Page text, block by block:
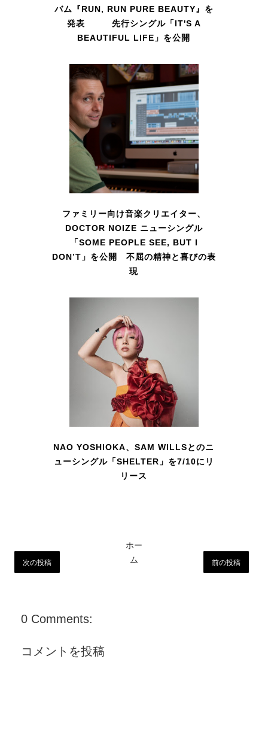
バム『RUN, RUN PURE BEAUTY』を
発表 先行シングル「IT'S A
BEAUTIFUL LIFE」を公開
ファミリー向け音楽クリエイター、
DOCTOR NOIZE ニューシングル
「SOME PEOPLE SEE, BUT I
DON’T」を公開 不屈の精神と喜びの表
現
NAO YOSHIOKA、SAM WILLSとのニ
ューシングル「SHELTER」を7/10にリ
リース
次の投稿 前の投稿
ホー
ム
0 Comments:
コメントを投稿